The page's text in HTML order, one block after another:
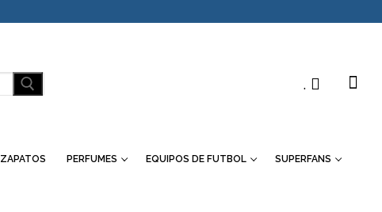
.
ZAPATOS PERFUMES EQUIPOS DE FUTBOL SUPERFANS